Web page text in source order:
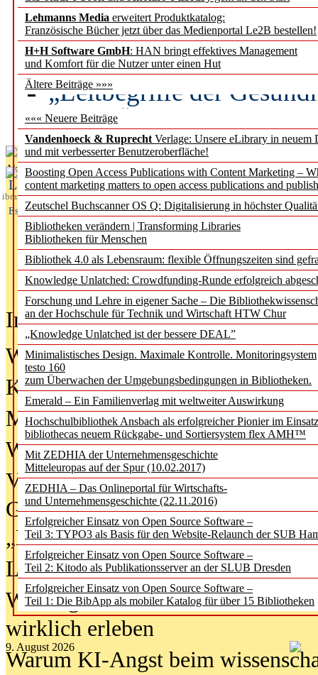
Lehmanns Media erweitert Produktkatalog:
Französische Bücher jetzt über das Medienportal Le2B bestellen!
H+H Software GmbH: HAN bringt effektives Management
und Komfort für die Nutzer unter einen Hut
Ältere Beiträge »»»
««« Neuere Beiträge
Vandenhoeck & Ruprecht Verlage: Unsere eLibrary in neuem
und mit verbesserter Benutzeroberfläche!
Boosting Open Access Publications with Content Marketing –
content marketing matters to open access publications and
Zeutschel Buchscanner OS Q: Digitalisierung in höchster
Bibliotheken verändern | Transforming Libraries
Bibliotheken für Menschen
Bibliothek 4.0 als Lebensraum: flexible Öffnungszeiten sind
Knowledge Unlatched: Crowdfunding-Runde erfolgreich
Forschung und Lehre in eigener Sache – Die
an der Hochschule für Technik und Wirtschaft HTW Chur
„Knowledge Unlatched ist der bessere DEAL”
Minimalistisches Design. Maximale Kontrolle. Monitoringsystem
testo 160
zum Überwachen der Umgebungsbedingungen in Bibliotheken.
Emerald – Ein Familienverlag mit weltweiter Auswirkung
Hochschulbibliothek Ansbach als erfolgreicher Pionier im
bibliothecas neuem Rückgabe- und Sortiersystem flex AMH™
Mit ZEDHIA der Unternehmensgeschichte
Mitteleuropas auf der Spur (10.02.2017)
ZEDHIA – Das Onlineportal für Wirtschafts-
und Unternehmensgeschichte (22.11.2016)
Erfolgreicher Einsatz von Open Source Software –
Teil 3: TYPO3 als Basis für den Website-Relaunch der SUB
Erfolgreicher Einsatz von Open Source Software –
Teil 2: Kitodo als Publikationsserver an der SLUB Dresden
Erfolgreicher Einsatz von Open Source Software –
Teil 1: Die BibApp als mobiler Katalog für über 15 Bibliotheken
9. August 2026
Künstliche Intelligenz
besser zu verstehen
„Leitbegriffe der
des BIÖG erscheinen
Aktuelles aus
L
ibrary
Essentials
In der Ausgabe06/2026(August
Was Hochschul­bibliotheken von
Kinder in der digitalen Welt
Metadaten als Infrastruktur
Wenn Bots katalogisieren
Von Abschlusskleidern bis
Geisterjagd-Ausrüstung in der
„Library of Things“ unterwegs
Lesen als Infrastrukturaufgabe
Wie Jugendliche Social Media
wirklich erleben
Warum KI-Angst beim